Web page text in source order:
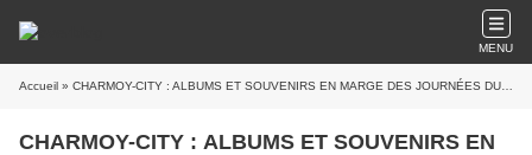
MENU
Accueil » CHARMOY-CITY : ALBUMS ET SOUVENIRS EN MARGE DES JOURNÉES DU PATRIMOINE - du 20 septembre 2020 (J+4295 après le vote négatif fondateur)
CHARMOY-CITY : ALBUMS ET SOUVENIRS EN